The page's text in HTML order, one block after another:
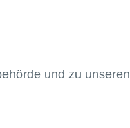
und zu unseren